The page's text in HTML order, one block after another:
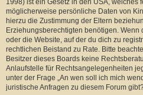
Nach oben
Was ist COPPA?
COPPA, ausgeschrieben Children’s
(deutsch: Gesetz zum Schutz der
1998) ist ein Gesetz in den USA, welches
möglicherweise persönliche Daten von
hierzu die Zustimmung der Eltern
Erziehungsberechtigten benötigen. Wenn